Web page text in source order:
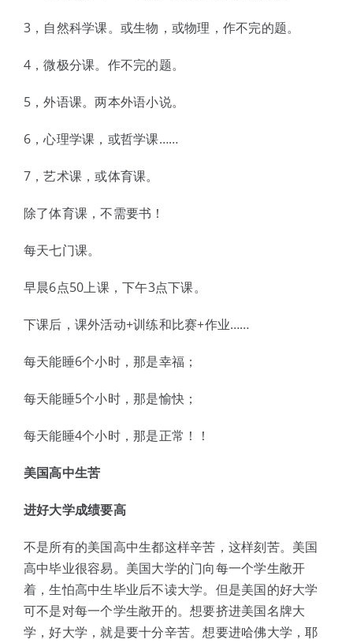
3，自然科学课。或生物，或物理，作不完的题。
4，微极分课。作不完的题。
5，外语课。两本外语小说。
6，心理学课，或哲学课……
7，艺术课，或体育课。
除了体育课，不需要书！
每天七门课。
早晨6点50上课，下午3点下课。
下课后，课外活动+训练和比赛+作业……
每天能睡6个小时，那是幸福；
每天能睡5个小时，那是愉快；
每天能睡4个小时，那是正常！！
美国高中生苦
进好大学成绩要高
不是所有的美国高中生都这样辛苦，这样刻苦。美国
高中毕业很容易。美国大学的门向每一个学生敞开
着，生怕高中生毕业后不读大学。但是美国的好大学
可不是对每一个学生敞开的。想要挤进美国名牌大
学，好大学，就是要十分辛苦。想要进哈佛大学，耶